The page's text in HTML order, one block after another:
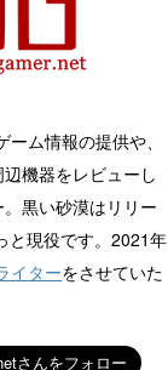
ム情報の提供や、
機器をレビューし
黒い砂漠はリリー
と現役です。2021年
イターをさせていた